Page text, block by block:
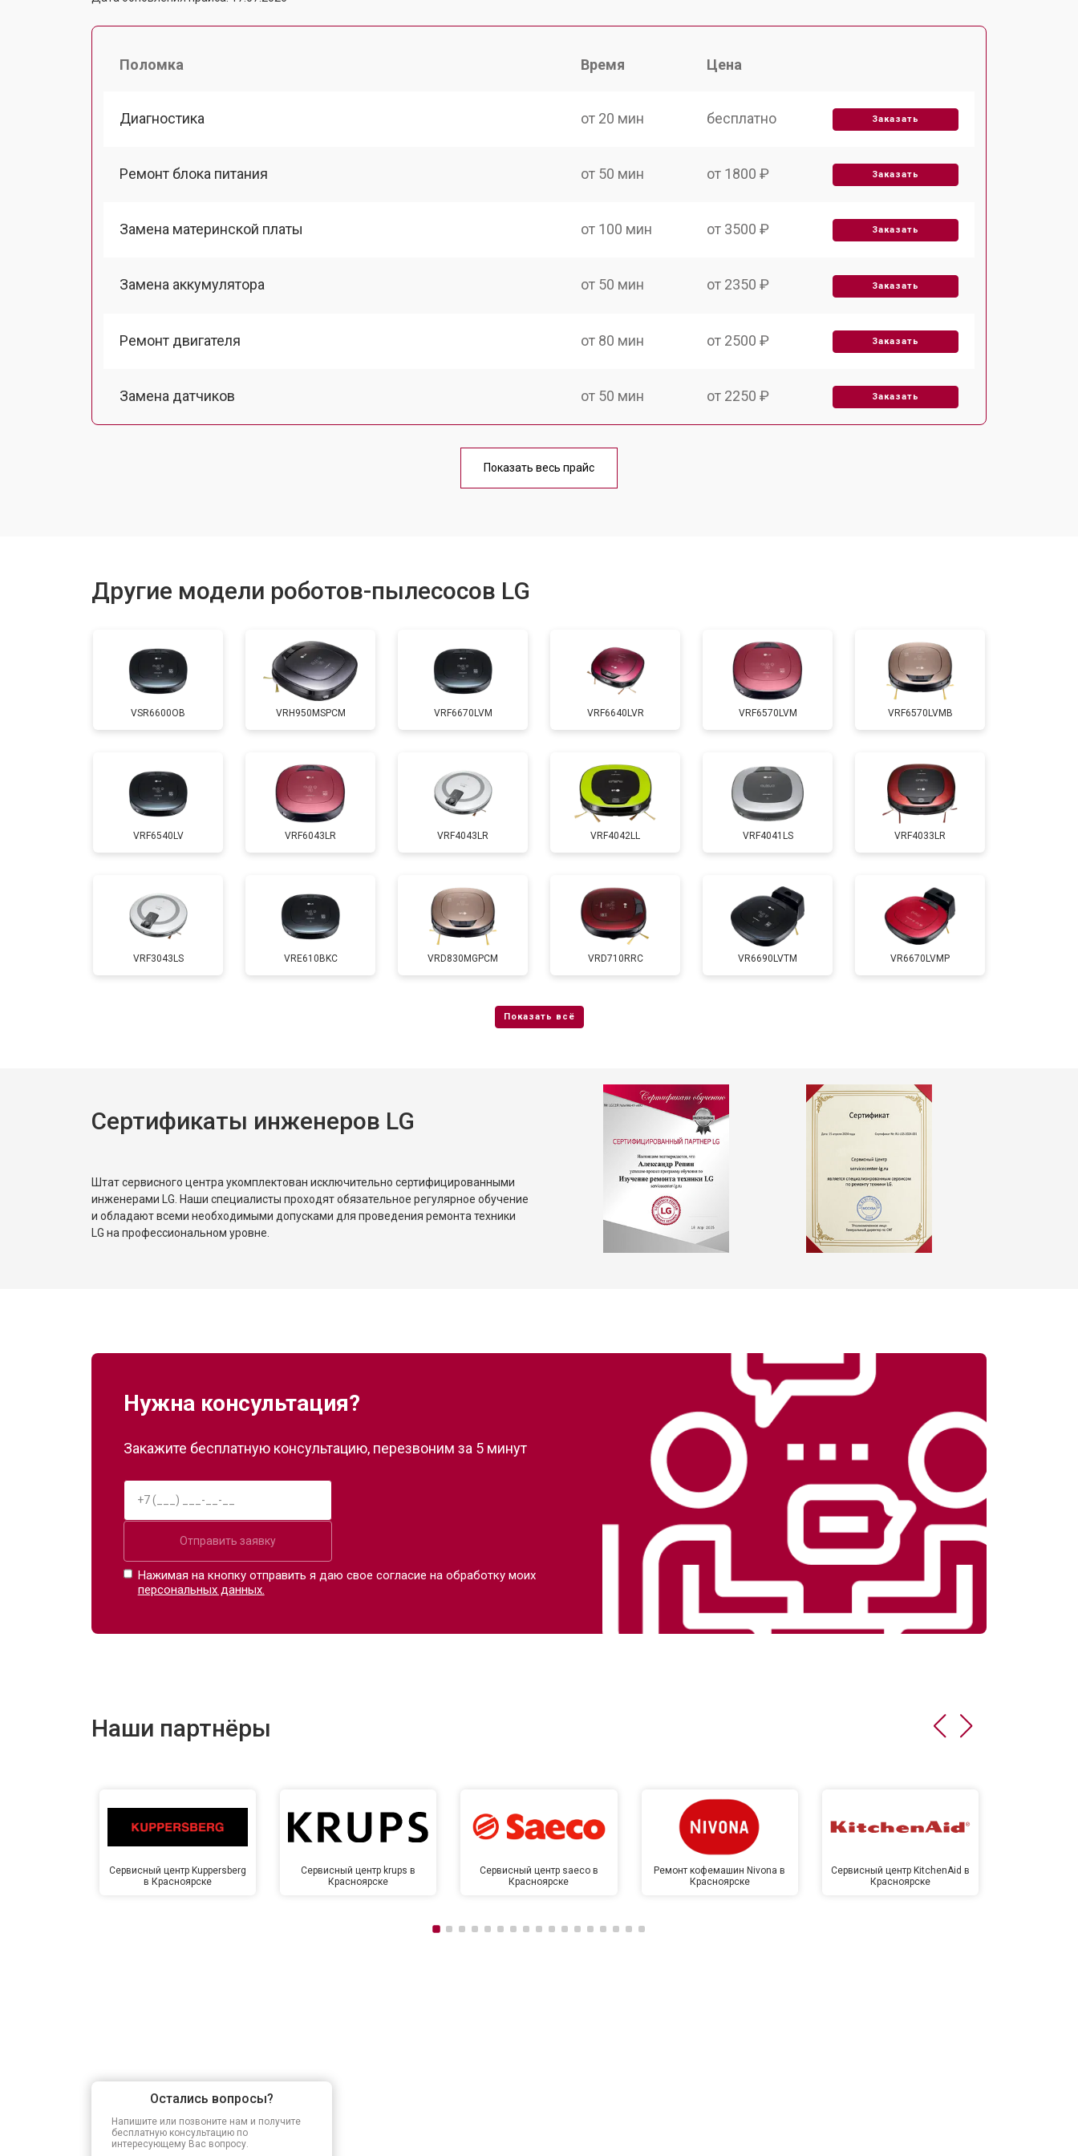
Поломка Время Цена
Диагностика от 20 мин бесплатно Заказать
Ремонт блока питания от 50 мин от 1800 ₽ Заказать
Замена материнской платы от 100 мин от 3500 ₽ Заказать
Замена аккумулятора от 50 мин от 2350 ₽ Заказать
Ремонт двигателя от 80 мин от 2500 ₽ Заказать
Замена датчиков от 50 мин от 2250 ₽ Заказать
от 60 мин
Показать весь прайс
Другие модели роботов-пылесосов LG
VSR6600OB VRH950MSPCM VRF6670LVM VRF6640LVR VRF6570LVM VRF6570LVMB
VRF6540LV VRF6043LR VRF4043LR VRF4042LL VRF4041LS VRF4033LR
VRF3043LS VRE610BKC VRD830MGPCM VRD710RRC VR6690LVTM VR6670LVMP
Сертификаты инженеров LG
Штат сервисного центра укомплектован исключительно сертифицированными
инженерами LG. Наши специалисты проходят обязательное регулярное обучение
и обладают всеми необходимыми допусками для проведения ремонта техники
LG на профессиональном уровне.
Нужна консультация?
Закажите бесплатную консультацию, перезвоним за 5 минут
Отправить заявку
Нажимая на кнопку отправить я даю свое согласие на обработку моих
персональных данных.
Наши партнёры
Сервисный центр Kuppersberg
в Красноярске
Сервисный центр krups в
Красноярске
Сервисный центр saeco в
Красноярске
Ремонт кофемашин Nivona в
Красноярске
Сервисный центр KitchenAid в
Красноярске
Остались вопросы?
Напишите или позвоните нам и получите
бесплатную консультацию по
интересующему Вас вопросу.